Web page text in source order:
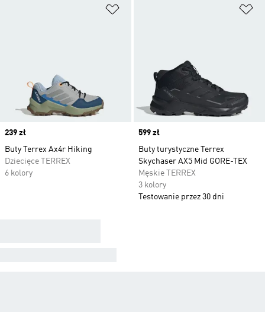
Price
239 zł
Buty Terrex Ax4r Hiking
Dziecięce TERREX
6 kolory
Price
599 zł
Buty turystyczne Terrex
Skychaser AX5 Mid GORE-TEX
Męskie TERREX
3 kolory
Testowanie przez 30 dni